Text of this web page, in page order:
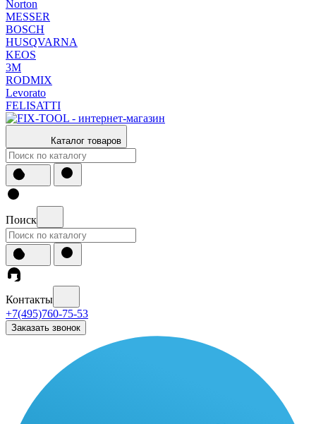
Norton
MESSER
BOSCH
HUSQVARNA
KEOS
3М
RODMIX
Levorato
FELISATTI
Каталог товаров
Поиск
Контакты
+7(495)760-75-53
Заказать звонок